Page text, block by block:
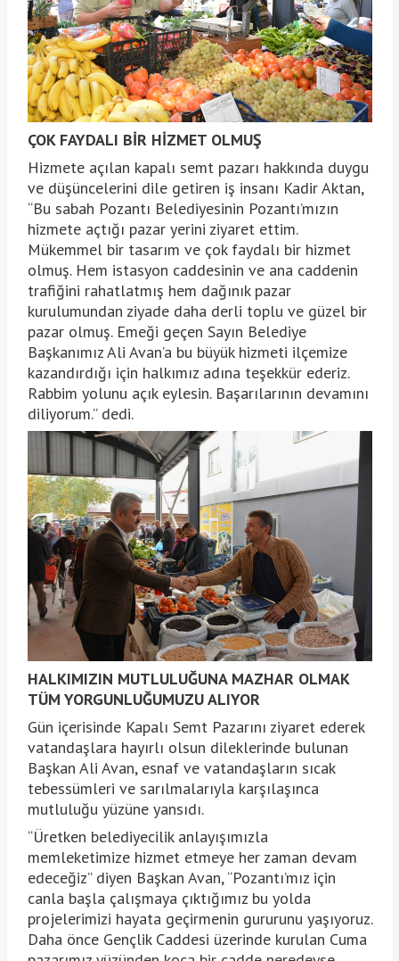
ÇOK FAYDALI BİR HİZMET OLMUŞ
Hizmete açılan kapalı semt pazarı hakkında duygu
ve düşüncelerini dile getiren iş insanı Kadir Aktan,
“Bu sabah Pozantı Belediyesinin Pozantı’mızın
hizmete açtığı pazar yerini ziyaret ettim.
Mükemmel bir tasarım ve çok faydalı bir hizmet
olmuş. Hem istasyon caddesinin ve ana caddenin
trafiğini rahatlatmış hem dağınık pazar
kurulumundan ziyade daha derli toplu ve güzel bir
pazar olmuş. Emeği geçen Sayın Belediye
Başkanımız Ali Avan’a bu büyük hizmeti ilçemize
kazandırdığı için halkımız adına teşekkür ederiz.
Rabbim yolunu açık eylesin. Başarılarının devamını
diliyorum.” dedi.
HALKIMIZIN MUTLULUĞUNA MAZHAR OLMAK
TÜM YORGUNLUĞUMUZU ALIYOR
Gün içerisinde Kapalı Semt Pazarını ziyaret ederek
vatandaşlara hayırlı olsun dileklerinde bulunan
Başkan Ali Avan, esnaf ve vatandaşların sıcak
tebessümleri ve sarılmalarıyla karşılaşınca
mutluluğu yüzüne yansıdı.
“Üretken belediyecilik anlayışımızla
memleketimize hizmet etmeye her zaman devam
edeceğiz” diyen Başkan Avan, “Pozantı’mız için
canla başla çalışmaya çıktığımız bu yolda
projelerimizi hayata geçirmenin gururunu yaşıyoruz.
Daha önce Gençlik Caddesi üzerinde kurulan Cuma